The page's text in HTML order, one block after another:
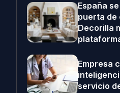
España
puerta de
Decorilla
Empresa
servicio